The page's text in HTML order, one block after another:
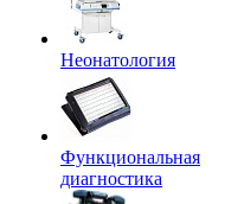
Неонатология
Функциональная
диагностика